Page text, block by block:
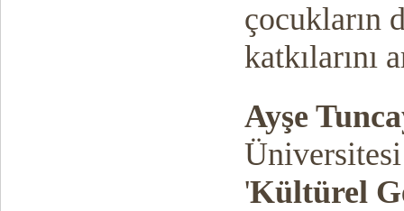
çocukların
katkılarını
Ayşe
'Kültürel